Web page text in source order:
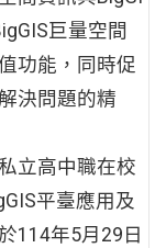
巨量空間
功能，同時促
決問題的精
立高中職在校
平臺應用及
114年5月29日